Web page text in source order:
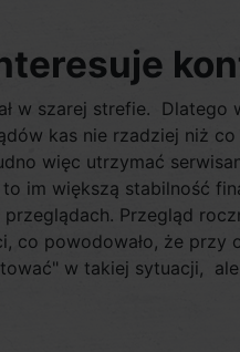
w szarej strefie.
kas nie rzadziej niż co
więc utrzymać
im większą stabilność
Przegląd
co powodowało, że przy
w takiej sytuacji,